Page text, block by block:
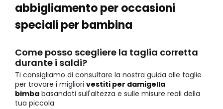
abbigliamento per occasioni
speciali per bambina
Come posso scegliere la taglia corretta
durante i saldi?
Ti consigliamo di consultare la nostra guida alle taglie
per trovare i migliori vestiti per damigella
bimba basandoti sull'altezza e sulle misure reali della
tua piccola.